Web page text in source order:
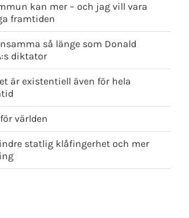
kan mer – och jag vill vara
framtiden
så länge som Donald
diktator
är existentiell även för hela
världen
statlig klåfingerhet och mer